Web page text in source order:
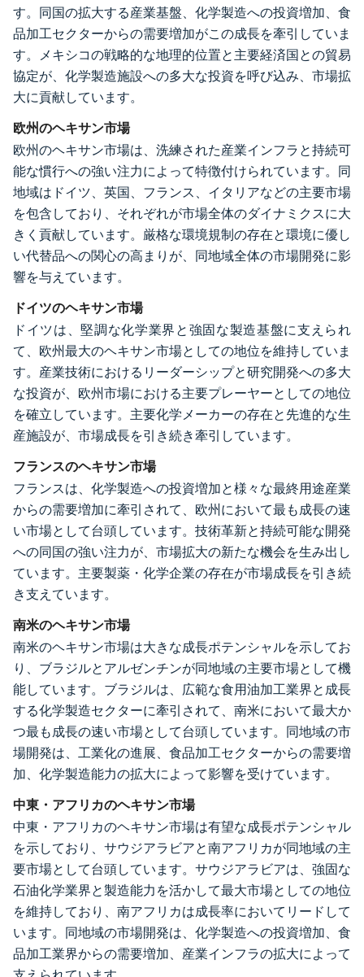
す。同国の拡大する産業基盤、化学製造への投資増加、食
品加工セクターからの需要増加がこの成長を牽引していま
す。メキシコの戦略的な地理的位置と主要経済国との貿易
協定が、化学製造施設への多大な投資を呼び込み、市場拡
大に貢献しています。
欧州のヘキサン市場
欧州のヘキサン市場は、洗練された産業インフラと持続可
能な慣行への強い注力によって特徴付けられています。同
地域はドイツ、英国、フランス、イタリアなどの主要市場
を包含しており、それぞれが市場全体のダイナミクスに大
きく貢献しています。厳格な環境規制の存在と環境に優し
い代替品への関心の高まりが、同地域全体の市場開発に影
響を与えています。
ドイツのヘキサン市場
ドイツは、堅調な化学業界と強固な製造基盤に支えられ
て、欧州最大のヘキサン市場としての地位を維持していま
す。産業技術におけるリーダーシップと研究開発への多大
な投資が、欧州市場における主要プレーヤーとしての地位
を確立しています。主要化学メーカーの存在と先進的な生
産施設が、市場成長を引き続き牽引しています。
フランスのヘキサン市場
フランスは、化学製造への投資増加と様々な最終用途産業
からの需要増加に牽引されて、欧州において最も成長の速
い市場として台頭しています。技術革新と持続可能な開発
への同国の強い注力が、市場拡大の新たな機会を生み出し
ています。主要製薬・化学企業の存在が市場成長を引き続
き支えています。
南米のヘキサン市場
南米のヘキサン市場は大きな成長ポテンシャルを示してお
り、ブラジルとアルゼンチンが同地域の主要市場として機
能しています。ブラジルは、広範な食用油加工業界と成長
する化学製造セクターに牽引されて、南米において最大か
つ最も成長の速い市場として台頭しています。同地域の市
場開発は、工業化の進展、食品加工セクターからの需要増
加、化学製造能力の拡大によって影響を受けています。
中東・アフリカのヘキサン市場
中東・アフリカのヘキサン市場は有望な成長ポテンシャル
を示しており、サウジアラビアと南アフリカが同地域の主
要市場として台頭しています。サウジアラビアは、強固な
石油化学業界と製造能力を活かして最大市場としての地位
を維持しており、南アフリカは成長率においてリードして
います。同地域の市場開発は、化学製造への投資増加、食
品加工業界からの需要増加、産業インフラの拡大によって